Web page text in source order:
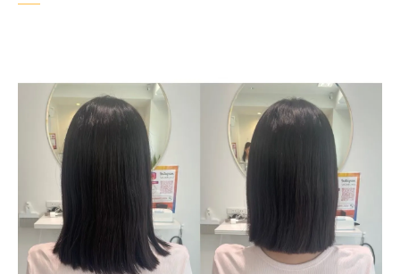
練馬区であなたの個性を見つける旅
初めての方も安心！美容室の魅力
新しい自分を見つけるためのヒント
プロスタイリストが教えるスタイルチェン
ジの秘訣
美容室で実感する変わる勇気と喜び
メンズスタイルとともに自分を再発見